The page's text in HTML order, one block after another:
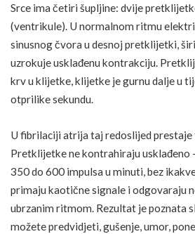
Srce ima četiri šupljine: dvije
(ventrikule). U normalnom ritmu
sinusnog čvora u desnoj pretklijetki,
uzrokuje usklađenu kontrakciju.
krv u klijetke, klijetke je gurnu dalje u
otprilike sekundu.
U fibrilaciji atrija taj redoslijed
Pretklijetke ne kontrahiraju usklađeno
350 do 600 impulsa u minuti, bez
primaju kaotične signale i odgovaraju
ubrzanim ritmom. Rezultat je poznata
možete predvidjeti, gušenje, umor,